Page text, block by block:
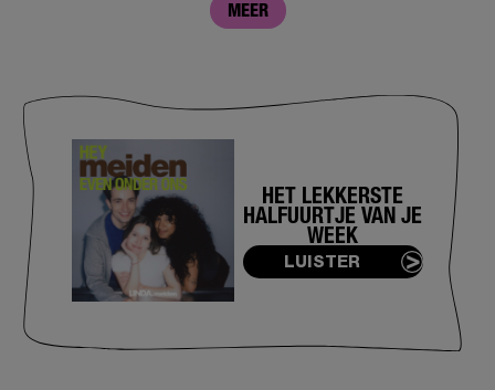
MEER
HET LEKKERSTE
HALFUURTJE VAN JE
WEEK
LUISTER